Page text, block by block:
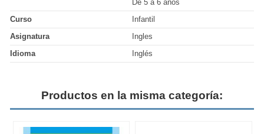
De 5 a 6 años
Curso
Infantil
Asignatura
Ingles
Idioma
Inglés
Productos en la misma categoría: